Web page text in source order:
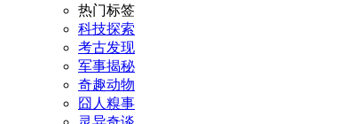
热门标签
科技探索
考古发现
军事揭秘
奇趣动物
囧人糗事